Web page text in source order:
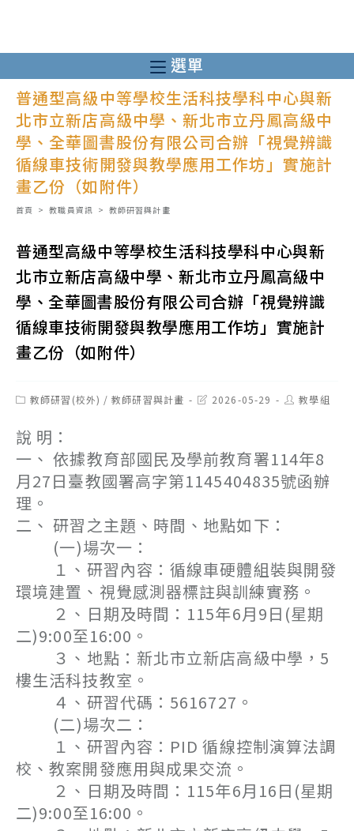
至
主
內
容
選單
普通型高級中等學校生活科技學科中心與新
北市立新店高級中學、新北市立丹鳳高級中
學、全華圖書股份有限公司合辦「視覺辨識
循線車技術開發與教學應用工作坊」實施計
畫乙份（如附件）
首頁 > 教職員資訊 > 教師研習與計畫
普通型高級中等學校生活科技學科中心與新
北市立新店高級中學、新北市立丹鳳高級中
學、全華圖書股份有限公司合辦「視覺辨識
循線車技術開發與教學應用工作坊」實施計
畫乙份（如附件）
Post教師研習(校外) / 教師研習與計畫
Post2026-05-29
Post教學組
說 明：
一、 依據教育部國民及學前教育署114年8
月27日臺教國署高字第1145404835號函辦
理。
二、 研習之主題、時間、地點如下：
(一)場次一：
１、研習內容：循線車硬體組裝與開發
環境建置、視覺感測器標註與訓練實務。
２、日期及時間：115年6月9日(星期
二)9:00至16:00。
３、地點：新北市立新店高級中學，5
樓生活科技教室。
４、研習代碼：5616727。
(二)場次二：
１、研習內容：PID 循線控制演算法調
校、教案開發應用與成果交流。
２、日期及時間：115年6月16日(星期
二)9:00至16:00。